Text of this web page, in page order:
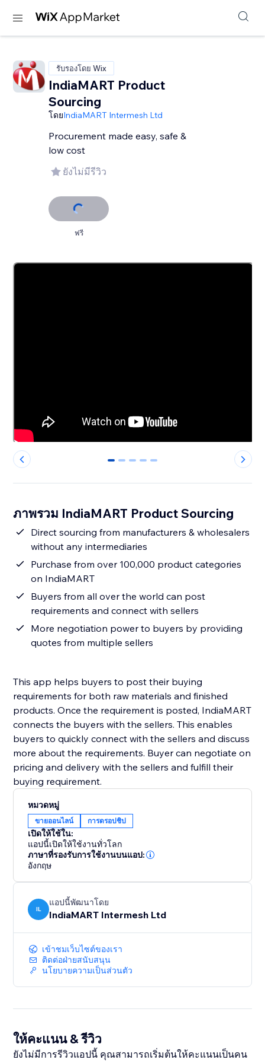
รับรองโดย Wix
IndiaMART Product
Sourcing
โดยIndiaMART Intermesh Ltd
Procurement made easy, safe &
low cost
ยังไม่มีรีวิว
ฟรี
0 1 2 3 4
ภาพรวม IndiaMART Product Sourcing
Direct sourcing from manufacturers & wholesalers
without any intermediaries
Purchase from over 100,000 product categories
on IndiaMART
Buyers from all over the world can post
requirements and connect with sellers
More negotiation power to buyers by providing
quotes from multiple sellers
This app helps buyers to post their buying
requirements for both raw materials and finished
products. Once the requirement is posted, IndiaMART
connects the buyers with the sellers. This enables
buyers to quickly connect with the sellers and discuss
more about the requirements. Buyer can negotiate on
pricing and delivery with the sellers and fulfill their
หมวดหมู่
ขายออนไลน์ การดรอปชิป
เปิดให้ใช้ใน:
แอปนี้เปิดให้ใช้งานทั่วโลก
ภาษาที่รองรับการใช้งานบนแอป:
อังกฤษ
IL
แอปนี้พัฒนาโดย
IndiaMART Intermesh Ltd
เข้าชมเว็บไซต์ของเรา
ติดต่อฝ่ายสนับสนุน
นโยบายความเป็นส่วนตัว
ให้คะแนน & รีวิว
ยังไม่มีการรีวิวแอปนี้ คุณสามารถเริ่มต้นให้คะแนนเป็นคน